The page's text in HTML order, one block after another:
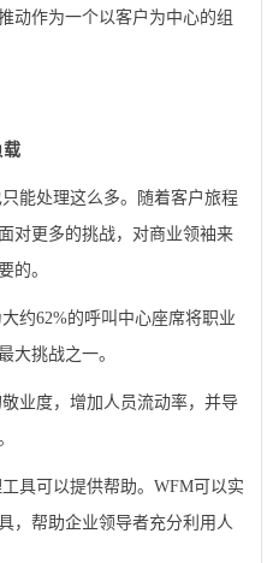
动作为一个以客户为中心的组
处理这么多。随着客户旅程
对更多的挑战，对商业领袖来
的。
62%的呼叫中心座席将职业
大挑战之一。
度，增加人员流动率，并导
可以提供帮助。WFM可以实
，帮助企业领导者充分利用人